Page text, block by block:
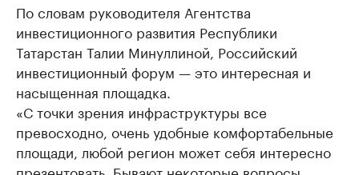
По словам руководителя Агентства
инвестиционного развития Республики
Татарстан Талии Минуллиной, Российский
инвестиционный форум — это интересная и
насыщенная площадка.
«С точки зрения инфраструктуры все
превосходно, очень удобные комфортабельные
площади, любой регион может себя интересно